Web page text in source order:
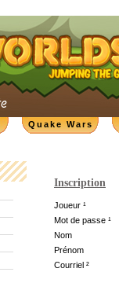
Quake Wars
Inscription
Joueur ¹
Mot de passe ¹
Nom
Prénom
Courriel ²